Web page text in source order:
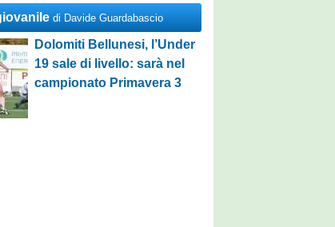
di Davide Guardabascio
Dolomiti Bellunesi, l’Under
19 sale di livello: sarà nel
campionato Primavera 3